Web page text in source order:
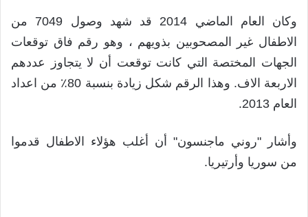
وكان العام الماضي 2014 قد شهد وصول 7049 من
الاطفال غير المصحوبين بذويهم ، وهو رقم فاق توقعات
الجهات المختصة التي كانت توقعت أن لا يتجاوز عددهم
الاربعة الاف. وهذا الرقم شكل زيادة بنسبة 80٪ من اعداد
العام 2013.
وأشار "روني ماجنسون" أن أغلب هؤلاء الاطفال قدموا
من سوريا وأرتيريا.